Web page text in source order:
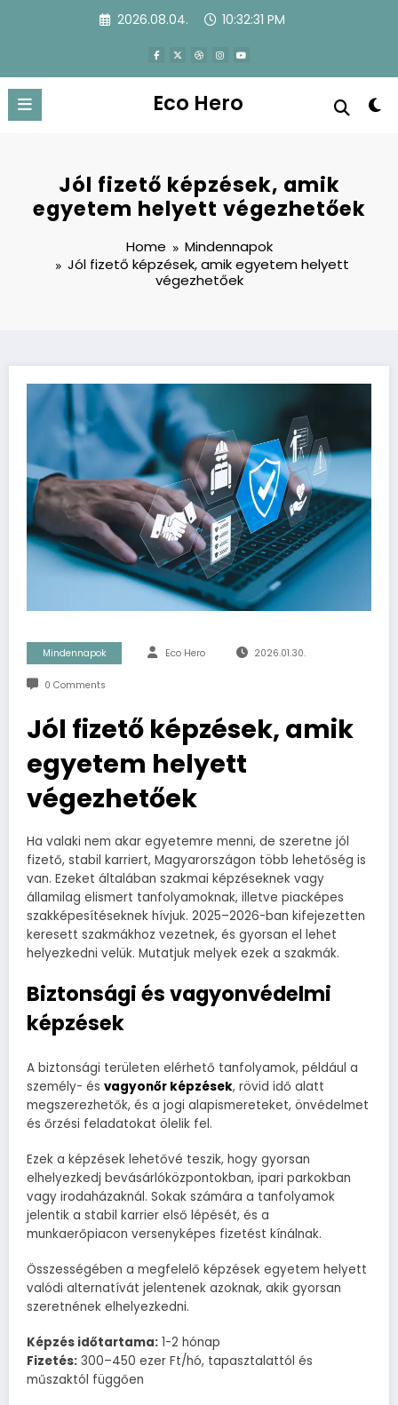
2026.08.04. 10:32:32 PM
Eco Hero
Jól fizető képzések, amik
egyetem helyett végezhetőek
Home
Mindennapok
Jól fizető képzések, amik egyetem helyett
végezhetőek
Mindennapok Eco Hero 2026.01.30.
0 Comments
Jól fizető képzések, amik
egyetem helyett
végezhetőek
Ha valaki nem akar egyetemre menni, de szeretne jól
fizető, stabil karriert, Magyarországon több lehetőség is
van. Ezeket általában szakmai képzéseknek vagy
államilag elismert tanfolyamoknak, illetve piacképes
szakképesítéseknek hívjuk. 2025–2026-ban kifejezetten
keresett szakmákhoz vezetnek, és gyorsan el lehet
helyezkedni velük. Mutatjuk melyek ezek a szakmák.
Biztonsági és vagyonvédelmi
képzések
A biztonsági területen elérhető tanfolyamok, például a
személy- és vagyonőr képzések, rövid idő alatt
megszerezhetők, és a jogi alapismereteket, önvédelmet
és őrzési feladatokat ölelik fel.
Ezek a képzések lehetővé teszik, hogy gyorsan
elhelyezkedj bevásárlóközpontokban, ipari parkokban
vagy irodaházaknál. Sokak számára a tanfolyamok
jelentik a stabil karrier első lépését, és a
munkaerőpiacon versenyképes fizetést kínálnak.
Összességében a megfelelő képzések egyetem helyett
valódi alternatívát jelentenek azoknak, akik gyorsan
szeretnének elhelyezkedni.
Képzés időtartama: 1-2 hónap
Fizetés: 300–450 ezer Ft/hó, tapasztalattól és
műszaktól függően